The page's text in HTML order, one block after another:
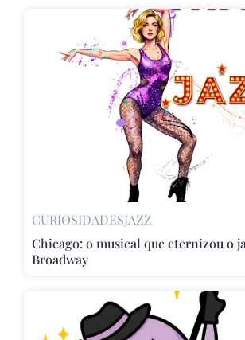
CURIOSIDADESJAZZ
Chicago: o musical que eternizou o
Broadway